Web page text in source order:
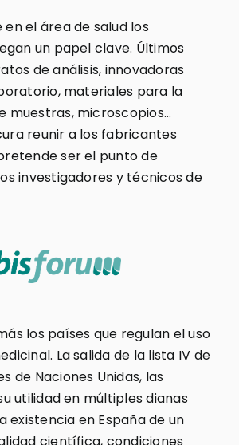
el área de salud los
un papel clave. Últimos
de análisis, innovadoras
materiales para la
muestras, microscopios…
reunir a los fabricantes
ser el punto de
investigadores y técnicos de
los países que regulan el uso
La salida de la lista IV de
de Naciones Unidas, las
utilidad en múltiples dianas
existencia en España de un